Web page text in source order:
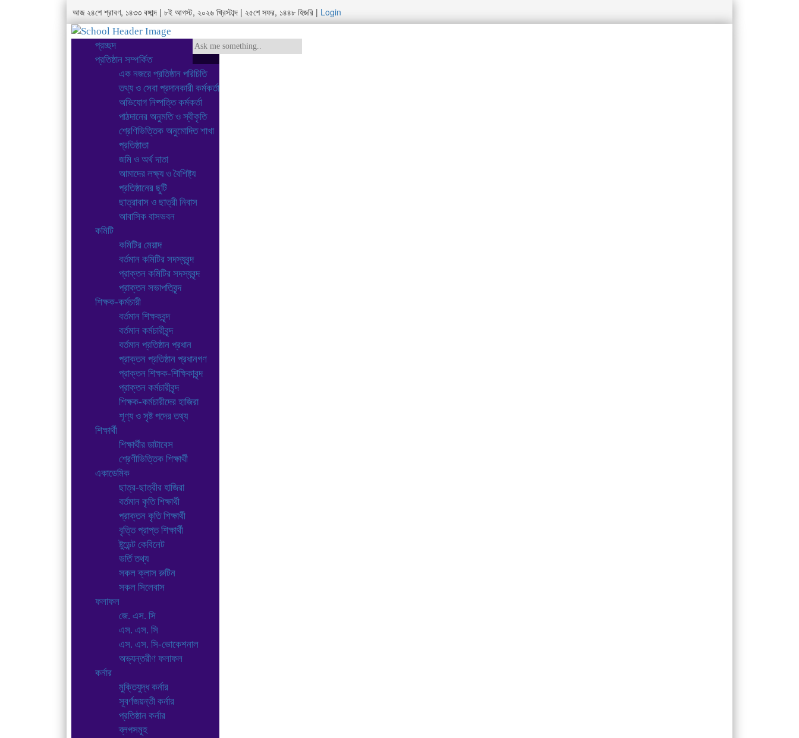
আজ ২৪শে শ্রাবণ, ১৪৩৩ বঙ্গাব্দ | ৮ই আগস্ট, ২০২৬ খ্রিস্টাব্দ | ২৫শে সফর, ১৪৪৮ হিজরি | Login
প্রচ্ছদ
প্রতিষ্ঠান সম্পর্কিত
এক নজরে প্রতিষ্ঠান পরিচিতি
তথ্য ও সেবা প্রদানকারী কর্মকর্তা
অভিযোগ নিষ্পত্তি কর্মকর্তা
পাঠদানের অনুমতি ও স্বীকৃতি
শ্রেণিভিত্তিক অনুমোদিত শাখা
প্রতিষ্ঠাতা
জমি ও অর্থ দাতা
আমাদের লক্ষ্য ও বৈশিষ্ট্য
প্রতিষ্ঠানের ছুটি
ছাত্রাবাস ও ছাত্রী নিবাস
আবাসিক বাসভবন
কমিটি
কমিটির মেয়াদ
বর্তমান কমিটির সদস্যবৃন্দ
প্রাক্তন কমিটির সদস্যবৃন্দ
প্রাক্তন সভাপতিবৃন্দ
শিক্ষক-কর্মচারী
বর্তমান শিক্ষকবৃন্দ
বর্তমান কর্মচারীবৃন্দ
বর্তমান প্রতিষ্ঠান প্রধান
প্রাক্তন প্রতিষ্ঠান প্রধানগণ
প্রাক্তন শিক্ষক-শিক্ষিকাবৃন্দ
প্রাক্তন কর্মচারীবৃন্দ
শিক্ষক-কর্মচারীদের হাজিরা
শূণ্য ও সৃষ্ট পদের তথ্য
শিক্ষার্থী
শিক্ষার্থীর ডাটাবেস
শ্রেণীভিত্তিক শিক্ষার্থী
একাডেমিক
ছাত্র-ছাত্রীর হাজিরা
বর্তমান কৃতি শিক্ষার্থী
প্রাক্তন কৃতি শিক্ষার্থী
বৃত্তি প্রাপ্ত শিক্ষার্থী
ষ্টুডেন্ট কেবিনেট
ভর্তি তথ্য
সকল ক্লাস রুটিন
সকল সিলেবাস
ফলাফল
জে. এস. সি
এস. এস. সি
এস. এস. সি-ভোকেশনাল
অভ্যন্তরীণ ফলাফল
কর্নার
মুক্তিযুদ্ধ কর্নার
সূবর্ণজয়ন্তী কর্নার
প্রতিষ্ঠান কর্নার
ব্লগসমূহ